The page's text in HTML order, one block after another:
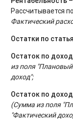
Рассчитывается
Фактический
Остатки по
Остаток по
из поля
доход";
Остаток по
(Сумма из поля
"Фактический